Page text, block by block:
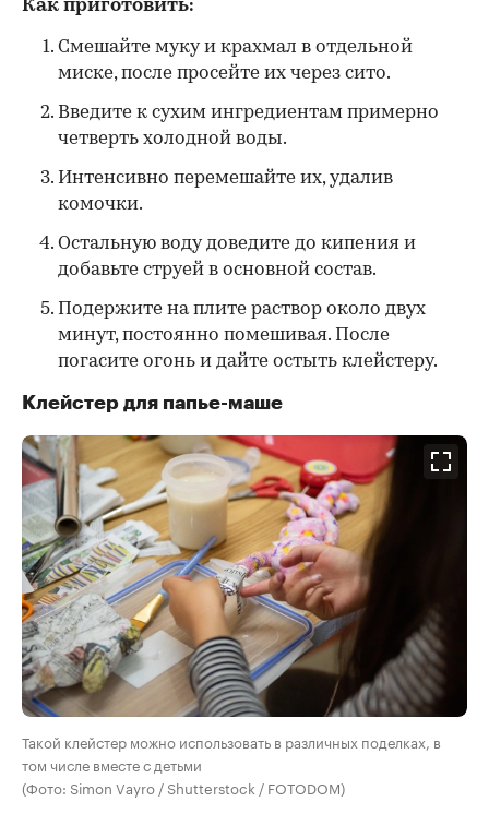
Как приготовить:
Смешайте муку и крахмал в отдельной
миске, после просейте их через сито.
Введите к сухим ингредиентам примерно
четверть холодной воды.
Интенсивно перемешайте их, удалив
комочки.
Остальную воду доведите до кипения и
добавьте струей в основной состав.
Подержите на плите раствор около двух
минут, постоянно помешивая. После
погасите огонь и дайте остыть клейстеру.
Клейстер для папье-маше
Такой клейстер можно использовать в различных поделках, в
том числе вместе с детьми
(Фото: Simon Vayro / Shutterstock / FOTODOM)